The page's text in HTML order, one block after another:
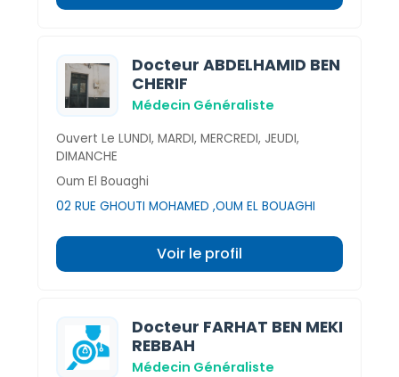
Docteur ABDELHAMID BEN
CHERIF
Médecin Généraliste
Ouvert Le LUNDI, MARDI, MERCREDI, JEUDI,
DIMANCHE
Oum El Bouaghi
02 RUE GHOUTI MOHAMED ,OUM EL BOUAGHI
Voir le profil
Docteur FARHAT BEN MEKI
REBBAH
Médecin Généraliste